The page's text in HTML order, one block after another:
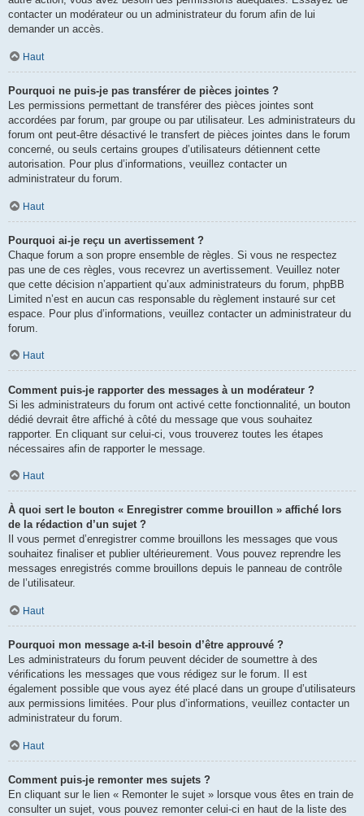
contacter un modérateur ou un administrateur du forum afin de lui
demander un accès.
Haut
Pourquoi ne puis-je pas transférer de pièces jointes ?
Les permissions permettant de transférer des pièces jointes sont
accordées par forum, par groupe ou par utilisateur. Les administrateurs du
forum ont peut-être désactivé le transfert de pièces jointes dans le forum
concerné, ou seuls certains groupes d’utilisateurs détiennent cette
autorisation. Pour plus d’informations, veuillez contacter un
administrateur du forum.
Haut
Pourquoi ai-je reçu un avertissement ?
Chaque forum a son propre ensemble de règles. Si vous ne respectez
pas une de ces règles, vous recevrez un avertissement. Veuillez noter
que cette décision n’appartient qu’aux administrateurs du forum, phpBB
Limited n’est en aucun cas responsable du règlement instauré sur cet
espace. Pour plus d’informations, veuillez contacter un administrateur du
forum.
Haut
Comment puis-je rapporter des messages à un modérateur ?
Si les administrateurs du forum ont activé cette fonctionnalité, un bouton
dédié devrait être affiché à côté du message que vous souhaitez
rapporter. En cliquant sur celui-ci, vous trouverez toutes les étapes
nécessaires afin de rapporter le message.
Haut
À quoi sert le bouton « Enregistrer comme brouillon » affiché lors
de la rédaction d’un sujet ?
Il vous permet d’enregistrer comme brouillons les messages que vous
souhaitez finaliser et publier ultérieurement. Vous pouvez reprendre les
messages enregistrés comme brouillons depuis le panneau de contrôle
de l’utilisateur.
Haut
Pourquoi mon message a-t-il besoin d’être approuvé ?
Les administrateurs du forum peuvent décider de soumettre à des
vérifications les messages que vous rédigez sur le forum. Il est
également possible que vous ayez été placé dans un groupe d’utilisateurs
aux permissions limitées. Pour plus d’informations, veuillez contacter un
administrateur du forum.
Haut
Comment puis-je remonter mes sujets ?
En cliquant sur le lien « Remonter le sujet » lorsque vous êtes en train de
consulter un sujet, vous pouvez remonter celui-ci en haut de la liste des